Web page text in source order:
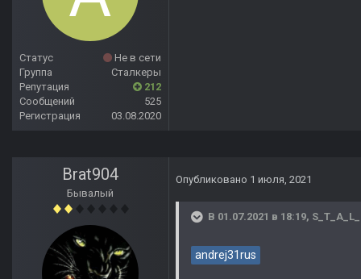
Статус
Не в сети
Группа
Сталкеры
Репутация
212
Сообщений
525
Регистрация
03.08.2020
Brat904
Бывалый
Опубликовано 1 июля, 2021
В 01.07.2021 в 18:19,
andrej31rus